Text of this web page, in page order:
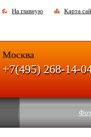
На главную Карта
Москва
+7(495) 268-14-